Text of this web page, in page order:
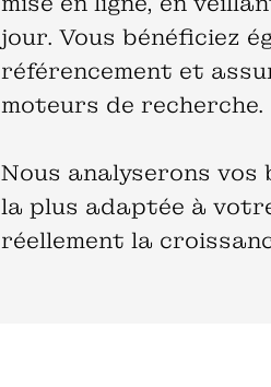
jour. Vous bénéficiez
référencement et
moteurs de recherche.
Nous analyserons
la plus adaptée à
réellement la